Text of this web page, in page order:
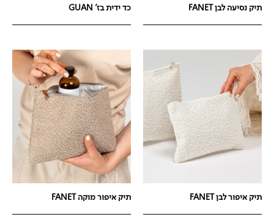
תיק נסיעה לבן FANET כד ידית בז' GUAN
תיק איפור לבן FANET תיק איפור מוקה FANET